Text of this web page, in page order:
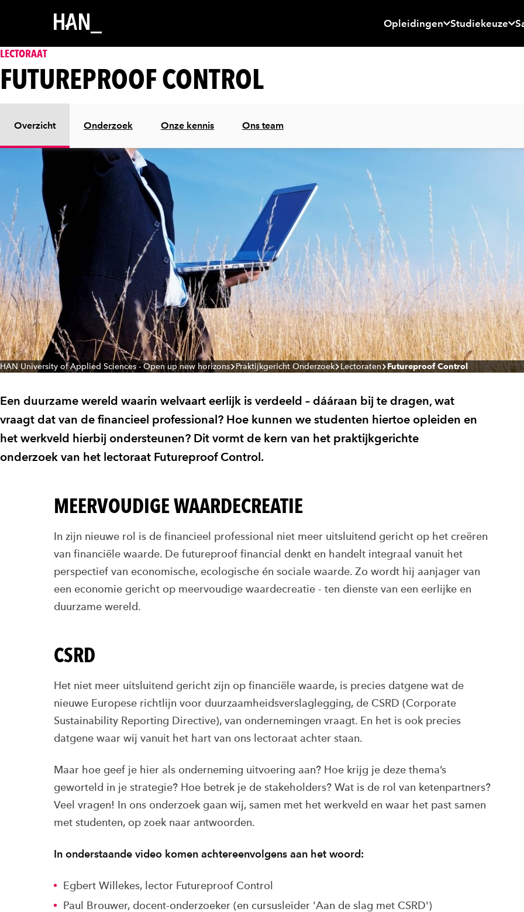
Opleidingen Studiekeuze
LECTORAAT
FUTUREPROOF CONTROL
Overzicht Onderzoek Onze kennis Ons team
HAN University of Applied Sciences - Open up new horizons Praktijkgericht Onderzoek Lectoraten Futureproof Control
Een duurzame wereld waarin welvaart eerlijk is verdeeld – dááraan bij te dragen, wat
vraagt dat van de financieel professional? Hoe kunnen we studenten hiertoe opleiden en
het werkveld hierbij ondersteunen? Dit vormt de kern van het praktijkgerichte
onderzoek van het lectoraat Futureproof Control.
MEERVOUDIGE WAARDECREATIE
In zijn nieuwe rol is de financieel professional niet meer uitsluitend gericht op het creëren
van financiële waarde. De futureproof financial denkt en handelt integraal vanuit het
perspectief van economische, ecologische én sociale waarde. Zo wordt hij aanjager van
een economie gericht op meervoudige waardecreatie - ten dienste van een eerlijke en
duurzame wereld.
CSRD
Het niet meer uitsluitend gericht zijn op financiële waarde, is precies datgene wat de
nieuwe Europese richtlijn voor duurzaamheidsverslaglegging, de CSRD (Corporate
Sustainability Reporting Directive), van ondernemingen vraagt. En het is ook precies
datgene waar wij vanuit het hart van ons lectoraat achter staan.
Maar hoe geef je hier als onderneming uitvoering aan? Hoe krijg je deze thema’s
geworteld in je strategie? Hoe betrek je de stakeholders? Wat is de rol van ketenpartners?
Veel vragen! In ons onderzoek gaan wij, samen met het werkveld en waar het past samen
met studenten, op zoek naar antwoorden.
In onderstaande video komen achtereenvolgens aan het woord:
Egbert Willekes, lector Futureproof Control
Paul Brouwer, docent-onderzoeker (en cursusleider 'Aan de slag met CSRD')